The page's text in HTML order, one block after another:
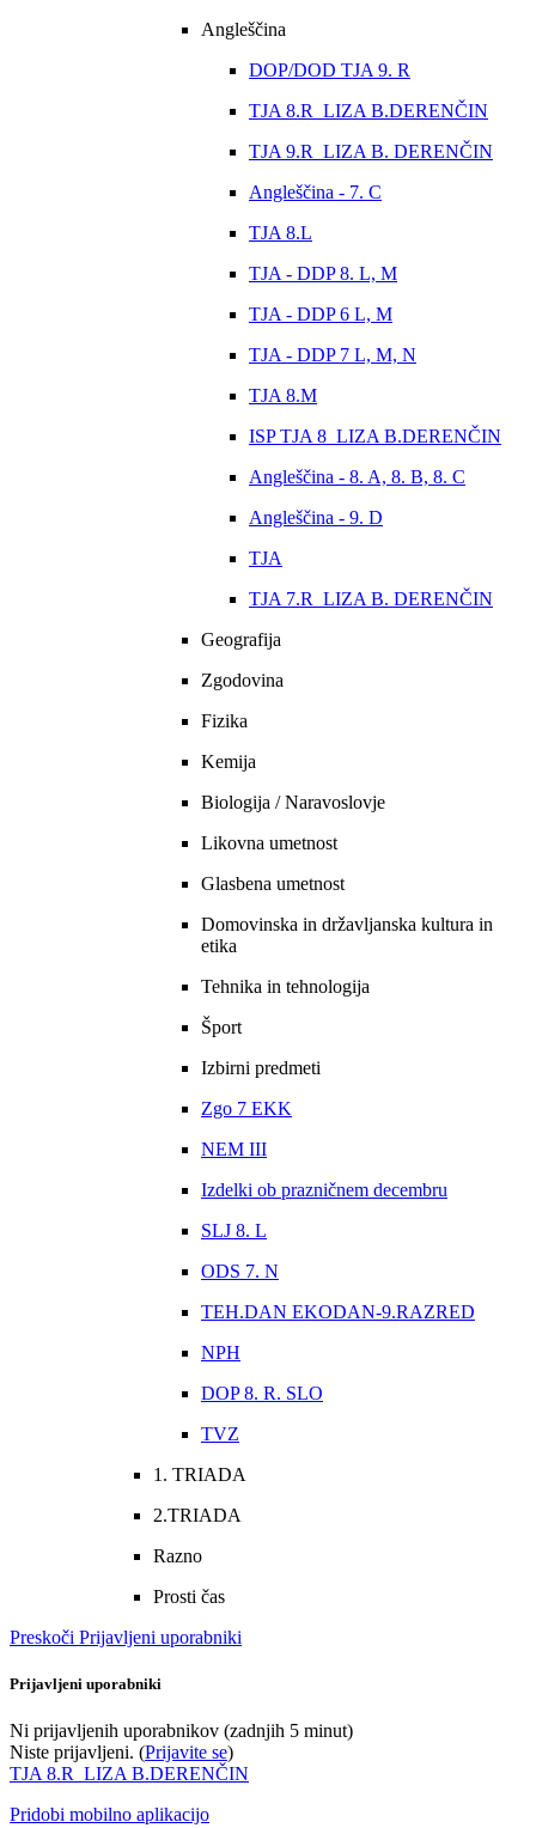
Angleščina
DOP/DOD TJA 9. R
TJA 8.R_LIZA B.DERENČIN
TJA 9.R_LIZA B. DERENČIN
Angleščina - 7. C
TJA 8.L
TJA - DDP 8. L, M
TJA - DDP 6 L, M
TJA - DDP 7 L, M, N
TJA 8.M
ISP TJA 8_LIZA B.DERENČIN
Angleščina - 8. A, 8. B, 8. C
Angleščina - 9. D
TJA
TJA 7.R_LIZA B. DERENČIN
Geografija
Zgodovina
Fizika
Kemija
Biologija / Naravoslovje
Likovna umetnost
Glasbena umetnost
Domovinska in državljanska kultura in
etika
Tehnika in tehnologija
Šport
Izbirni predmeti
Zgo 7 EKK
NEM III
Izdelki ob prazničnem decembru
SLJ 8. L
ODS 7. N
TEH.DAN EKODAN-9.RAZRED
NPH
DOP 8. R. SLO
TVZ
1. TRIADA
2.TRIADA
Razno
Prosti čas
Preskoči Prijavljeni uporabniki
Prijavljeni uporabniki
Ni prijavljenih uporabnikov (zadnjih 5 minut)
Niste prijavljeni. (Prijavite se)
TJA 8.R_LIZA B.DERENČIN
Pridobi mobilno aplikacijo